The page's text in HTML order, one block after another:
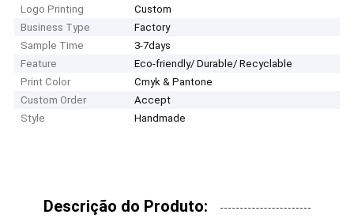
Logo Printing
Custom
Business Type
Factory
Sample Time
3-7days
Feature
Eco-friendly/ Durable/ Recyclable
Print Color
Cmyk & Pantone
Custom Order
Accept
Style
Handmade
Descrição do Produto: